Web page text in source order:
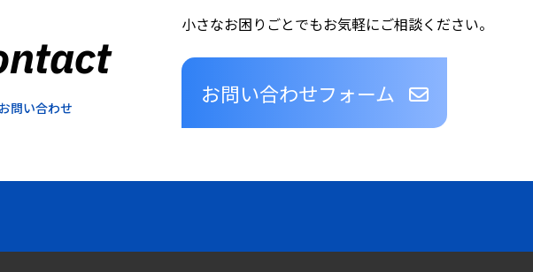
問い合わせ
小さなお困りごとでもお気軽にご相談ください。
お問い合わせフォーム